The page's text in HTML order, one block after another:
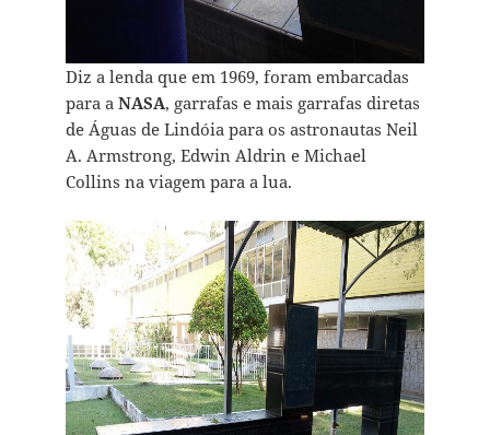
Diz a lenda que em 1969, foram embarcadas
para a NASA, garrafas e mais garrafas diretas
de Águas de Lindóia para os astronautas Neil
A. Armstrong, Edwin Aldrin e Michael
Collins na viagem para a lua.